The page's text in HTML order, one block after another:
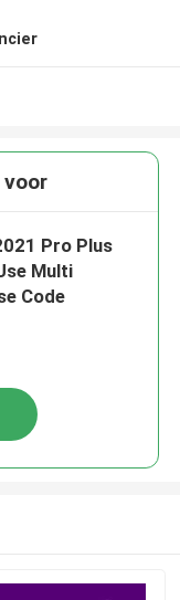
Pro Plus
Multi
Code